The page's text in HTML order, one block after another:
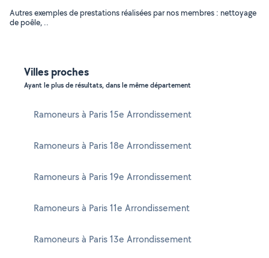
Autres exemples de prestations réalisées par nos membres : nettoyage
de poêle, ..
Villes proches
Ayant le plus de résultats, dans le même département
Ramoneurs à Paris 15e Arrondissement
Ramoneurs à Paris 18e Arrondissement
Ramoneurs à Paris 19e Arrondissement
Ramoneurs à Paris 11e Arrondissement
Ramoneurs à Paris 13e Arrondissement